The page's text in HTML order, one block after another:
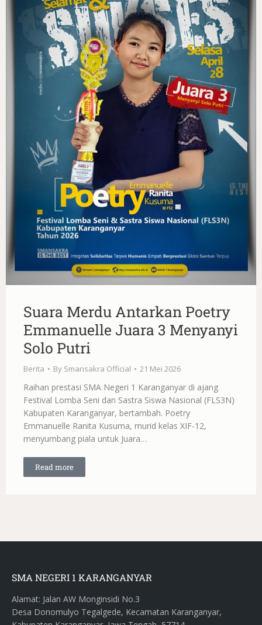
Suara Merdu Antarkan Poetry
Emmanuelle Juara 3 Menyanyi
Solo Putri
Berita By Smansakra Official 21 Mei 2026
Raihan prestasi SMA Negeri 1 Karanganyar di ajang
Festival Lomba Seni dan Sastra Siswa Nasional (FLS3N)
Kabupaten Karanganyar, bertambah. Poetry
Emmanuelle Ranita Kusuma, murid kelas XIF-12,
menyumbang piala untuk Juara…
Read more
SMA NEGERI 1 KARANGANYAR
Alamat: Jalan AW Monginsidi No.3
Desa Donomulyo Tegalgede, Kecamatan Karanganyar,